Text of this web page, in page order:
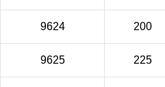
9624 200
9625 225